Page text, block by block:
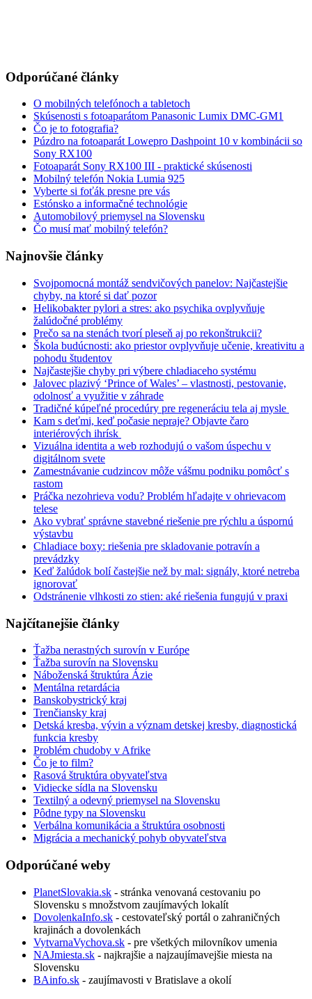
Odporúčané články
O mobilných telefónoch a tabletoch
Skúsenosti s fotoaparátom Panasonic Lumix DMC-GM1
Čo je to fotografia?
Púzdro na fotoaparát Lowepro Dashpoint 10 v kombinácii so
Sony RX100
Fotoaparát Sony RX100 III - praktické skúsenosti
Mobilný telefón Nokia Lumia 925
Vyberte si foťák presne pre vás
Estónsko a informačné technológie
Automobilový priemysel na Slovensku
Čo musí mať mobilný telefón?
Najnovšie články
Svojpomocná montáž sendvičových panelov: Najčastejšie
chyby, na ktoré si dať pozor
Helikobakter pylori a stres: ako psychika ovplyvňuje
žalúdočné problémy
Prečo sa na stenách tvorí pleseň aj po rekonštrukcii?
Škola budúcnosti: ako priestor ovplyvňuje učenie, kreativitu a
pohodu študentov
Najčastejšie chyby pri výbere chladiaceho systému
Jalovec plazivý ‘Prince of Wales’ – vlastnosti, pestovanie,
odolnosť a využitie v záhrade
Tradičné kúpeľné procedúry pre regeneráciu tela aj mysle
Kam s deťmi, keď počasie nepraje? Objavte čaro
interiérových ihrísk
Vizuálna identita a web rozhodujú o vašom úspechu v
digitálnom svete
Zamestnávanie cudzincov môže vášmu podniku pomôcť s
rastom
Práčka nezohrieva vodu? Problém hľadajte v ohrievacom
telese
Ako vybrať správne stavebné riešenie pre rýchlu a úspornú
výstavbu
Chladiace boxy: riešenia pre skladovanie potravín a
prevádzky
Keď žalúdok bolí častejšie než by mal: signály, ktoré netreba
ignorovať
Odstránenie vlhkosti zo stien: aké riešenia fungujú v praxi
Najčítanejšie články
Ťažba nerastných surovín v Európe
Ťažba surovín na Slovensku
Náboženská štruktúra Ázie
Mentálna retardácia
Banskobystrický kraj
Trenčiansky kraj
Detská kresba, vývin a význam detskej kresby, diagnostická
funkcia kresby
Problém chudoby v Afrike
Čo je to film?
Rasová štruktúra obyvateľstva
Vidiecke sídla na Slovensku
Textilný a odevný priemysel na Slovensku
Pôdne typy na Slovensku
Verbálna komunikácia a štruktúra osobnosti
Migrácia a mechanický pohyb obyvateľstva
Odporúčané weby
PlanetSlovakia.sk - stránka venovaná cestovaniu po
Slovensku s množstvom zaujímavých lokalít
DovolenkaInfo.sk - cestovateľský portál o zahraničných
krajinách a dovolenkách
VytvarnaVychova.sk - pre všetkých milovníkov umenia
NAJmiesta.sk - najkrajšie a najzaujímavejšie miesta na
Slovensku
BAinfo.sk - zaujímavosti v Bratislave a okolí